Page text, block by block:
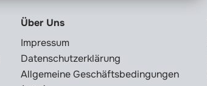
Über Uns
Impressum
Datenschutzerklärung
Allgemeine Geschäftsbedingungen